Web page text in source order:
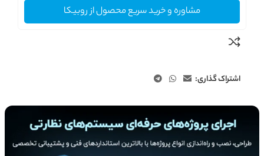
مشاوره و خرید سریع محصول از روبیکا
اشتراک گذاری: